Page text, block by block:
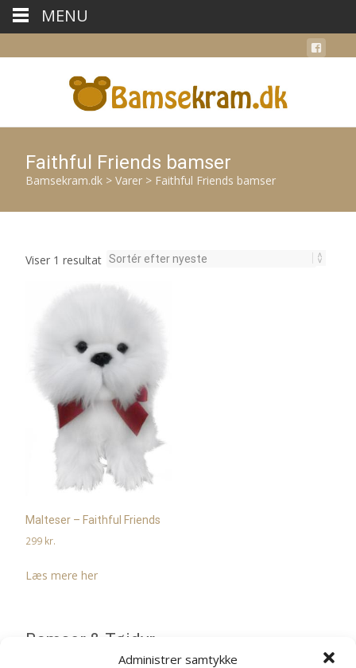
Administrer samtykke
Faithful Friends bamser
Bamsekram.dk > Varer > Faithful Friends bamser
Viser 1 resultat
Malteser – Faithful Friends
299 kr.
Læs mere her
Bamser & Tøjdyr
MENU